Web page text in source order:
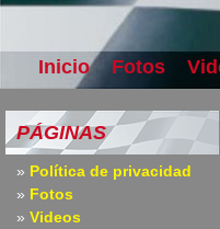
Inicio Fotos
PÁGINAS
Política de privacidad
Fotos
Videos